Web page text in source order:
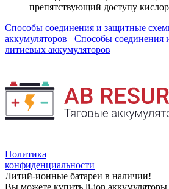
препятствующий доступу
Способы соединения и защитные
аккумуляторов
Способы соединения
литиевых аккумуляторов
Политика
конфиденциальности
Литий-ионные батареи в наличии!
Вы можете купить li-ion